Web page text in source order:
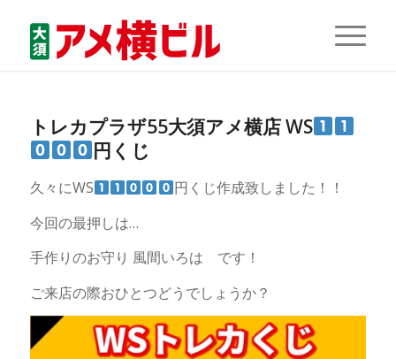
トレカプラザ55大須アメ横店 WS
円くじ
久々にWS
円くじ作成致しました！！
今回の最押しは…
手作りのお守り 風間いろは です！
ご来店の際おひとつどうでしょうか？